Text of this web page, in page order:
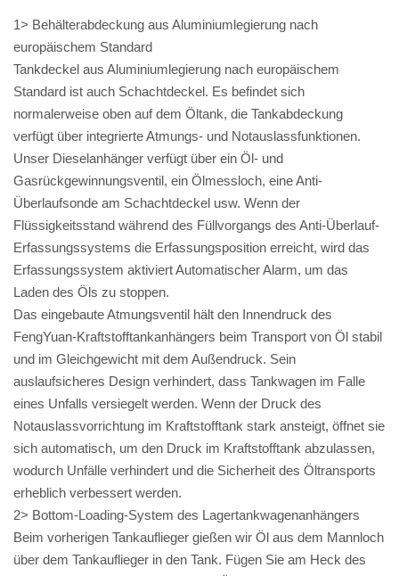
1> Behälterabdeckung aus Aluminiumlegierung nach
europäischem Standard
Tankdeckel aus Aluminiumlegierung nach europäischem
Standard ist auch Schachtdeckel. Es befindet sich
normalerweise oben auf dem Öltank, die Tankabdeckung
verfügt über integrierte Atmungs- und Notauslassfunktionen.
Unser Dieselanhänger verfügt über ein Öl- und
Gasrückgewinnungsventil, ein Ölmessloch, eine Anti-
Überlaufsonde am Schachtdeckel usw. Wenn der
Flüssigkeitsstand während des Füllvorgangs des Anti-Überlauf-
Erfassungssystems die Erfassungsposition erreicht, wird das
Erfassungssystem aktiviert Automatischer Alarm, um das
Laden des Öls zu stoppen.
Das eingebaute Atmungsventil hält den Innendruck des
FengYuan-Kraftstofftankanhängers beim Transport von Öl stabil
und im Gleichgewicht mit dem Außendruck. Sein
auslaufsicheres Design verhindert, dass Tankwagen im Falle
eines Unfalls versiegelt werden. Wenn der Druck des
Notauslassvorrichtung im Kraftstofftank stark ansteigt, öffnet sie
sich automatisch, um den Druck im Kraftstofftank abzulassen,
wodurch Unfälle verhindert und die Sicherheit des Öltransports
erheblich verbessert werden.
2> Bottom-Loading-System des Lagertankwagenanhängers
Beim vorherigen Tankauflieger gießen wir Öl aus dem Mannloch
über dem Tankauflieger in den Tank. Fügen Sie am Heck des